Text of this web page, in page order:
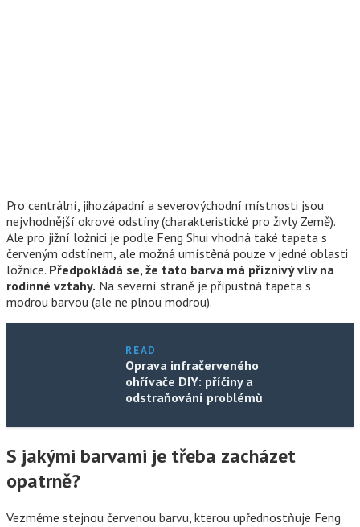
Pro centrální, jihozápadní a severovýchodní místnosti jsou
nejvhodnější okrové odstíny (charakteristické pro živly Země).
Ale pro jižní ložnici je podle Feng Shui vhodná také tapeta s
červeným odstínem, ale možná umístěná pouze v jedné oblasti
ložnice. Předpokládá se, že tato barva má příznivý vliv na
rodinné vztahy. Na severní straně je přípustná tapeta s
modrou barvou (ale ne plnou modrou).
READ
Oprava infračerveného
ohřívače DIY: příčiny a
odstraňování problémů
S jakými barvami je třeba zacházet
opatrně?
Vezměme stejnou červenou barvu, kterou upřednostňuje Feng